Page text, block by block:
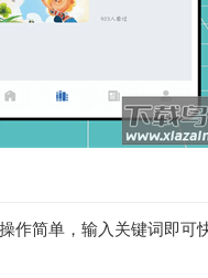
作简单，输入关键词即可